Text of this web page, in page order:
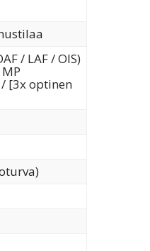
/ LAF / OIS)
/ [3x optinen